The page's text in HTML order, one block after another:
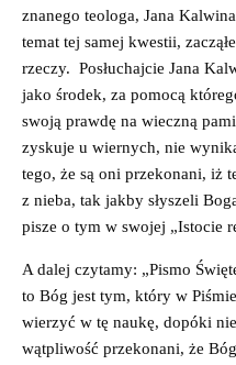
znanego teologa, Jana
temat tej samej kwestii,
rzeczy. Posłuchajcie Jana
jako środek, za pomocą
swoją prawdę na wieczną
zyskuje u wiernych, nie
tego, że są oni przekonani, iż
z nieba, tak jakby słyszeli
pisze o tym w swojej „Istocie
A dalej czytamy: „Pismo
to Bóg jest tym, który w
wierzyć w tę naukę, dopóki
wątpliwość przekonani, że